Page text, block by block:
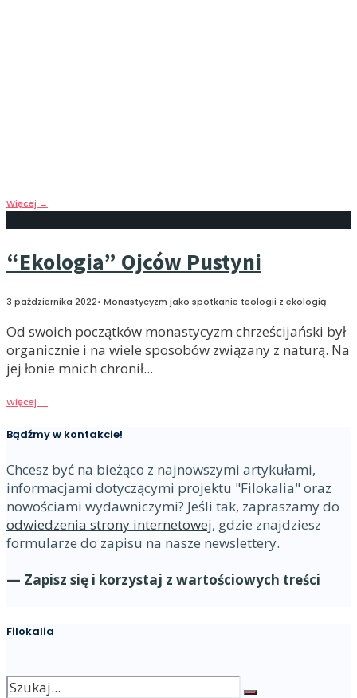
Więcej →
“Ekologia” Ojców Pustyni
3 października 2022• Monastycyzm jako spotkanie teologii z ekologią
Od swoich początków monastycyzm chrześcijański był
organicznie i na wiele sposobów związany z naturą. Na
jej łonie mnich chronił...
Więcej →
Bądźmy w kontakcie!
Chcesz być na bieżąco z najnowszymi artykułami,
informacjami dotyczącymi projektu "Filokalia" oraz
nowościami wydawniczymi? Jeśli tak, zapraszamy do
odwiedzenia strony internetowej, gdzie znajdziesz
formularze do zapisu na nasze newslettery.
— Zapisz się i korzystaj z wartościowych treści
Filokalia